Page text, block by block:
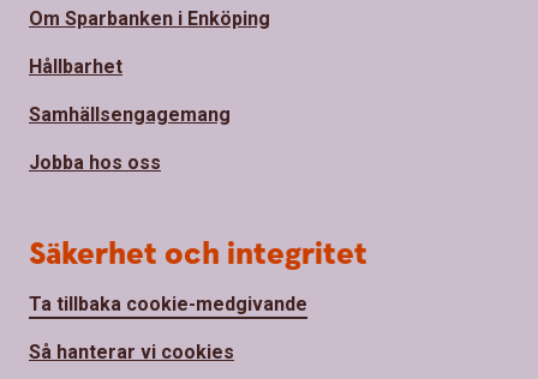
Om Sparbanken i Enköping
Hållbarhet
Samhällsengagemang
Jobba hos oss
Säkerhet och integritet
Ta tillbaka cookie-medgivande
Så hanterar vi cookies